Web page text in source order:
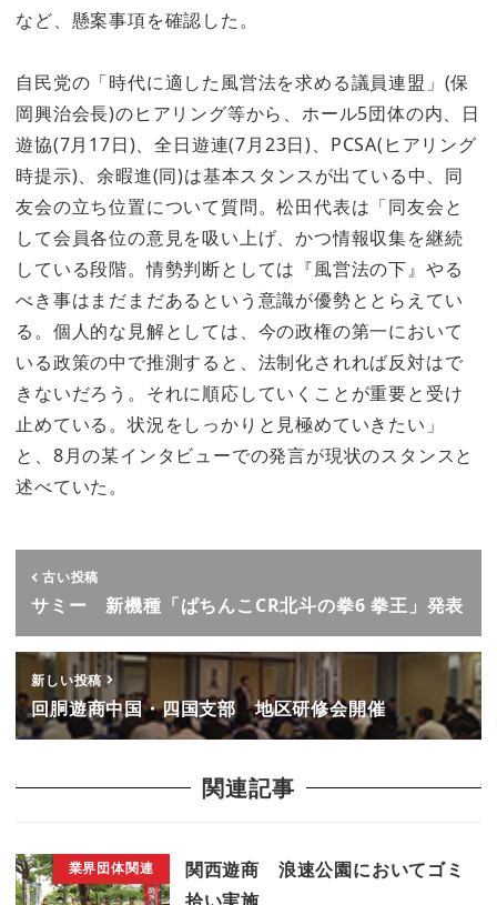
など、懸案事項を確認した。
自民党の「時代に適した風営法を求める議員連盟」(保
岡興治会長)のヒアリング等から、ホール5団体の内、日
遊協(7月17日)、全日遊連(7月23日)、PCSA(ヒアリング
時提示)、余暇進(同)は基本スタンスが出ている中、同
友会の立ち位置について質問。松田代表は「同友会と
して会員各位の意見を吸い上げ、かつ情報収集を継続
している段階。情勢判断としては『風営法の下』やる
べき事はまだまだあるという意識が優勢ととらえてい
る。個人的な見解としては、今の政権の第一において
いる政策の中で推測すると、法制化されれば反対はで
きないだろう。それに順応していくことが重要と受け
止めている。状況をしっかりと見極めていきたい」
と、8月の某インタビューでの発言が現状のスタンスと
述べていた。
古い投稿
サミー 新機種「ぱちんこCR北斗の拳6 拳王」発表
新しい投稿
回胴遊商中国・四国支部 地区研修会開催
関連記事
業界団体関連
関西遊商 浪速公園においてゴミ